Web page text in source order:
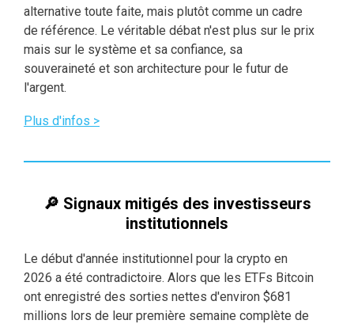
alternative toute faite, mais plutôt comme un cadre
de référence. Le véritable débat n'est plus sur le prix
mais sur le système et sa confiance, sa
souveraineté et son architecture pour le futur de
l'argent.
Plus d'infos >
🔎 Signaux mitigés des investisseurs
institutionnels
Le début d'année institutionnel pour la crypto en
2026 a été contradictoire. Alors que les ETFs Bitcoin
ont enregistré des sorties nettes d'environ $681
millions lors de leur première semaine complète de